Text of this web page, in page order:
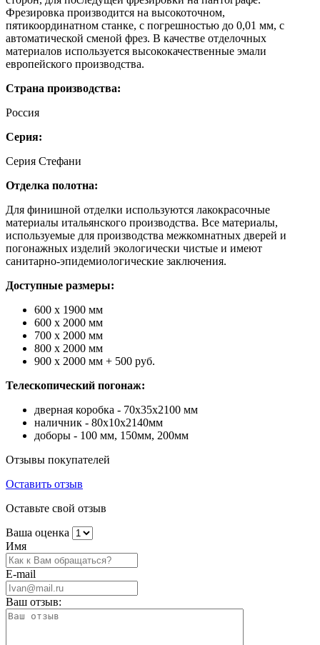
Фрезировка производится на высокоточном,
пятикоординатном станке, с погрешностью до 0,01 мм, с
автоматической сменой фрез. В качестве отделочных
материалов используется высококачественные эмали
европейского производства.
Страна производства:
Россия
Серия:
Серия Стефани
Отделка полотна:
Для финишной отделки используются лакокрасочные
материалы итальянского производства. Все материалы,
используемые для производства межкомнатных дверей и
погонажных изделий экологически чистые и имеют
санитарно-эпидемиологические заключения.
Доступные размеры:
600 х 1900 мм
600 х 2000 мм
700 х 2000 мм
800 х 2000 мм
900 х 2000 мм + 500 руб.
Телескопический погонаж:
дверная коробка - 70х35х2100 мм
наличник - 80х10х2140мм
доборы - 100 мм, 150мм, 200мм
Отзывы покупателей
Оставить отзыв
Оставьте свой отзыв
Ваша оценка
Имя
E-mail
Ваш отзыв: